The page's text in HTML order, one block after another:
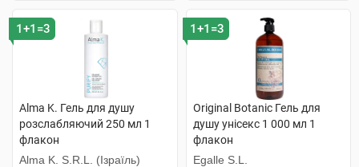
1+1=3
Alma K. Гель для душу
розслабляючий 250 мл 1
флакон
Alma K. S.R.L. (Ізраїль)
1+1=3
Original Botanic Гель для
душу унісекс 1 000 мл 1
флакон
Egalle S.L.